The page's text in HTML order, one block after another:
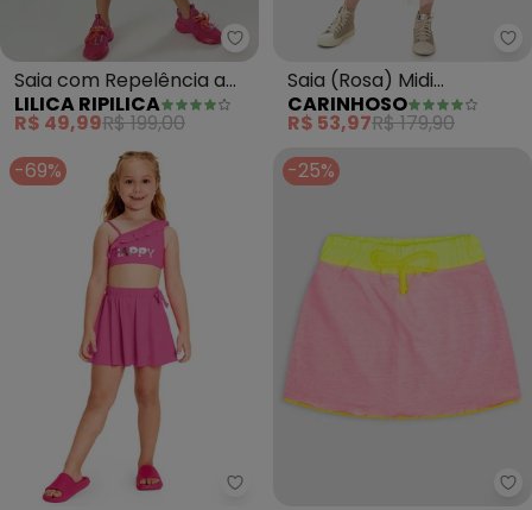
Lilica Ripilica - Saia com
Saia com Repelência a
Insetos Menina(Rosa)
LILICA RIPILICA
R$ 49,99R$ 199,00
Saia (Rosa) Midi
Camadas em Tule
CARINHOSO
R$ 53,97R$ 179,90
-69%
Marisol - Saia com Estampa
-25%